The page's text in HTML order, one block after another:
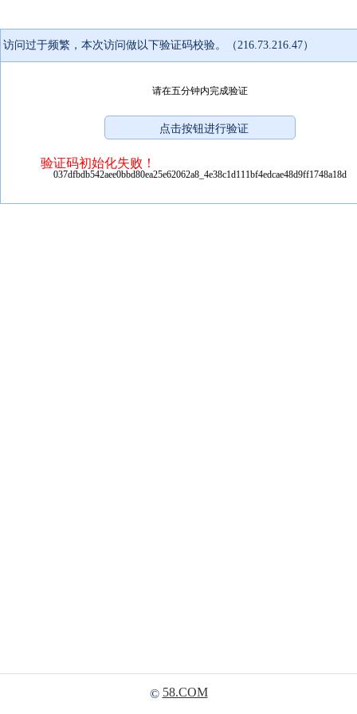
访问过于频繁，本次访问做以下验证码校验。（216.73.216.47）
请在五分钟内完成验证
验证码初始化失败！
037dfbdb542aee0bbd80ea25e62062a8_4e38c1d111bf4edcae48d9ff1748a18d
© 58.COM